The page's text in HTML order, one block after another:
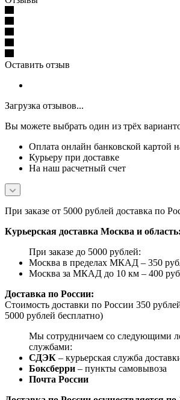
Оставить отзыв
Загрузка отзывов...
Вы можете выбрать один из трёх
Оплата онлайн банковской картой
Курьеру при доставке
На наш расчетный счет
При заказе от 5000 рублей доставка по
Курьерская доставка Москва и область:
При заказе до 5000 рублей:
Москва в пределах МКАД – 350
Москва за МКАД до 10 км – 400
Доставка по России:
Стоимость доставки по России 350
5000 рублей бесплатно)
Мы сотрудничаем со следующими
службами:
СДЭК – курьерская служба
Боксберри – пункты самовывоза
Почта России